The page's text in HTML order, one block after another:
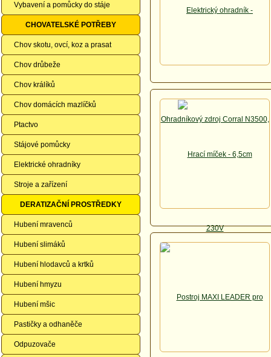
Vybavení a pomůcky do stáje
CHOVATELSKÉ POTŘEBY
Chov skotu, ovcí, koz a prasat
Chov drůbeže
Chov králíků
Chov domácích mazlíčků
Ptactvo
Stájové pomůcky
Elektrické ohradníky
Stroje a zařízení
DERATIZAČNÍ PROSTŘEDKY
Hubení mravenců
Hubení slimáků
Hubení hlodavců a krtků
Hubení hmyzu
Hubení mšic
Pastičky a odhaněče
Odpuzovače